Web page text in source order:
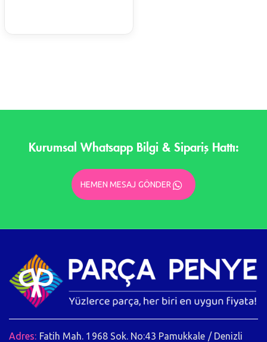
Kurumsal Whatsapp Bilgi & Sipariş Hattı:
HEMEN MESAJ GÖNDER
Adres: Fatih Mah. 1968 Sok. No:43 Pamukkale / Denizli